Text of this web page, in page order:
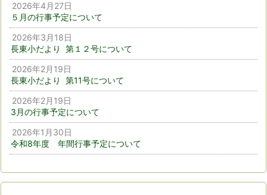
2026年4月27日
５月の行事予定について
2026年3月18日
長東小だより 第１２号について
2026年2月19日
長東小だより 第11号について
2026年2月19日
3月の行事予定について
2026年1月30日
令和8年度 年間行事予定について